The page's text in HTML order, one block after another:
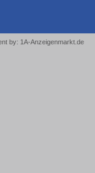
by: 1A-Anzeigenmarkt.de